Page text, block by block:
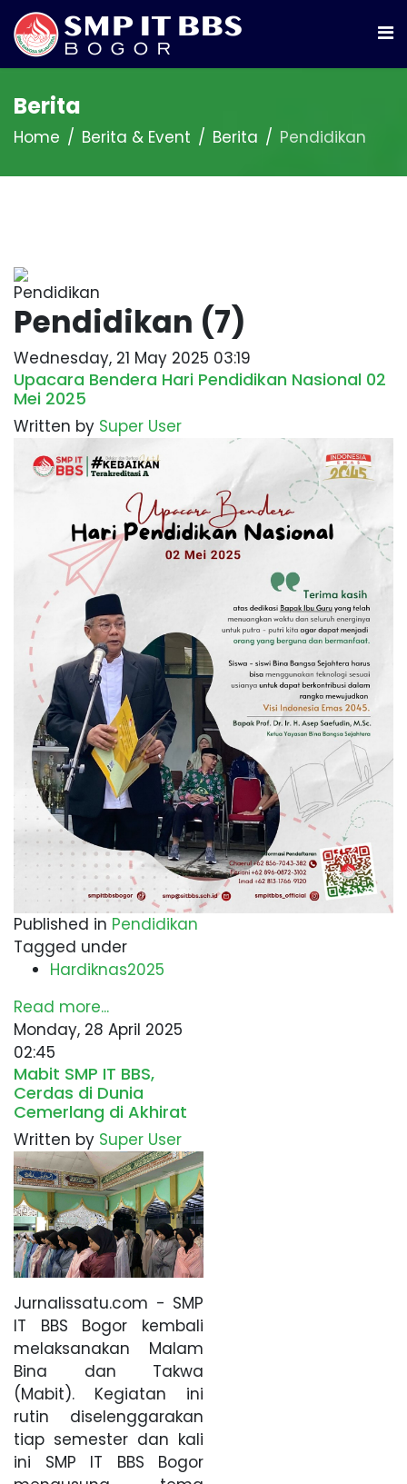
Berita
Home Berita & Event Berita Pendidikan
Pendidikan (7)
Wednesday, 21 May 2025 03:19
Upacara Bendera Hari Pendidikan Nasional 02
Mei 2025
Written by Super User
Published in Pendidikan
Tagged under
Hardiknas2025
Read more...
Monday, 28 April 2025
02:45
Mabit SMP IT BBS,
Cerdas di Dunia
Cemerlang di Akhirat
Written by Super User
Jurnalissatu.com - SMP
IT BBS Bogor kembali
melaksanakan Malam
Bina dan Takwa
(Mabit). Kegiatan ini
rutin diselenggarakan
tiap semester dan kali
ini SMP IT BBS Bogor